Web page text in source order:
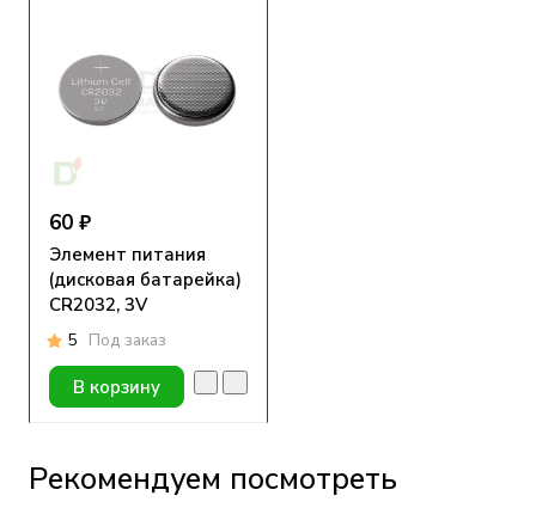
60 ₽
Элемент питания
(дисковая батарейка)
CR2032, 3V
5 Под заказ
В корзину
Рекомендуем посмотреть